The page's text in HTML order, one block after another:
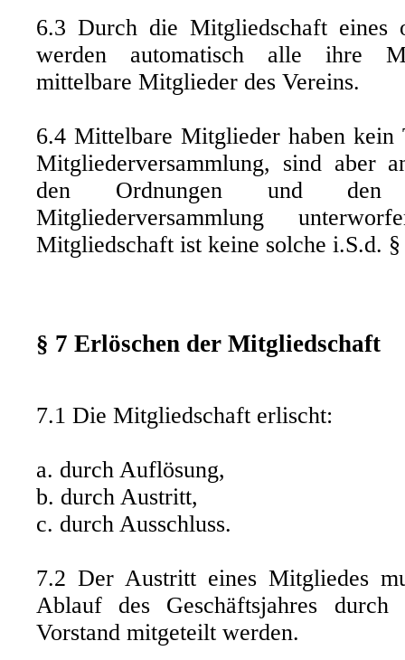
6.3 Durch die Mitgliedschaft eines
werden automatisch alle ihre
mittelbare Mitglieder des Vereins.
6.4 Mittelbare Mitglieder haben kein
Mitgliederversammlung, sind aber
den Ordnungen und den
Mitgliederversammlung
Mitgliedschaft ist keine solche i.S.d.
§ 7 Erlöschen der Mitgliedschaft
7.1 Die Mitgliedschaft erlischt:
a. durch Auflösung,
b. durch Austritt,
c. durch Ausschluss.
7.2 Der Austritt eines Mitgliedes
Ablauf des Geschäftsjahres durch
Vorstand mitgeteilt werden.